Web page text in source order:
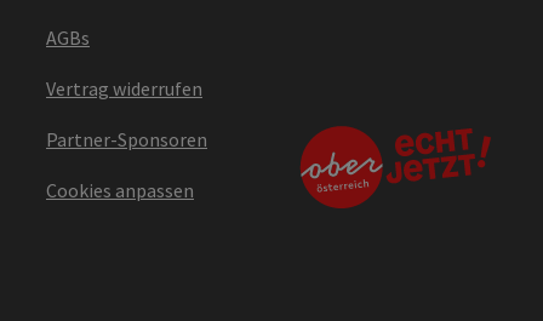
AGBs
Vertrag widerrufen
Partner-Sponsoren
Cookies anpassen